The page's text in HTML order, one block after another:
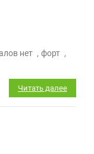
нет , форт ,
Читать далее